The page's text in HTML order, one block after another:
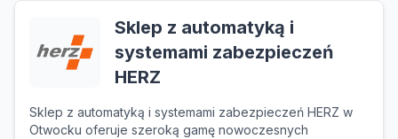
Sklep z automatyką i
systemami zabezpieczeń
HERZ
Sklep z automatyką i systemami zabezpieczeń HERZ w
Otwocku oferuje szeroką gamę nowoczesnych